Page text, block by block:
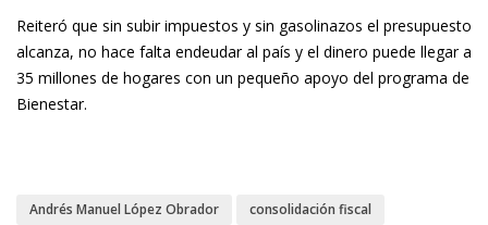
Reiteró que sin subir impuestos y sin gasolinazos el presupuesto
alcanza, no hace falta endeudar al país y el dinero puede llegar a
35 millones de hogares con un pequeño apoyo del programa de
Bienestar.
Andrés Manuel López Obrador
consolidación fiscal